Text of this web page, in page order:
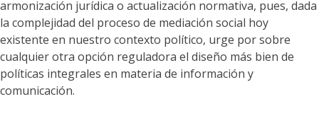
armonización jurídica o actualización normativa, pues, dada
la complejidad del proceso de mediación social hoy
existente en nuestro contexto político, urge por sobre
cualquier otra opción reguladora el diseño más bien de
políticas integrales en materia de información y
comunicación.